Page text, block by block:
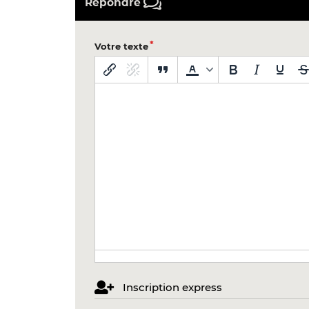
Votre texte
Inscription express